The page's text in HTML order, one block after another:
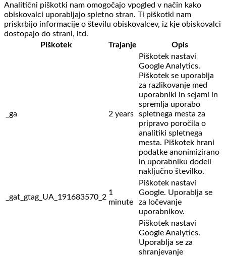
Analitični piškotki nam omogočajo vpogled v način kako
obiskovalci uporabljajo spletno stran. Ti piškotki nam
priskrbijo informacije o številu obiskovalcev, iz kje obiskovalci
dostopajo do strani, itd.
Piškotek
Trajanje Opis
_ga 2 years
Piškotek nastavi
Google Analytics.
Piškotek se uporablja
za razlikovanje med
uporabniki in sejami in
spremlja uporabo
spletnega mesta za
pripravo poročila o
analitiki spletnega
mesta. Piškotek hrani
podatke anonimizirano
in uporabniku dodeli
naključno številko.
_gat_gtag_UA_191683570_2
1
minute
Piškotek nastavi
Google. Uporablja se
za ločevanje
uporabnikov.
Piškotek nastavi
Google Analytics.
Uporablja se za
shranjevanje